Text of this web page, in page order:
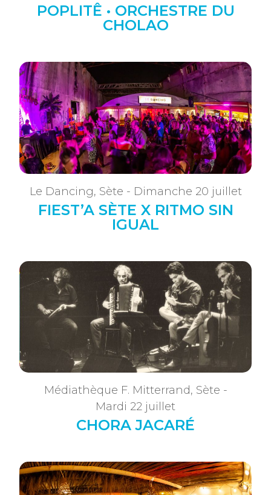
POPLITÊ • ORCHESTRE DU
CHOLAO
Le Dancing, Sète - Dimanche 20 juillet
FIEST’A SÈTE X RITMO SIN
IGUAL
Médiathèque F. Mitterrand, Sète -
Mardi 22 juillet
CHORA JACARÉ